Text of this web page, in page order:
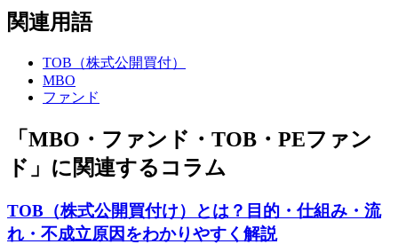
関連用語
TOB（株式公開買付）
MBO
ファンド
「MBO・ファンド・TOB・PEファン
ド」に関連するコラム
TOB（株式公開買付け）とは？目的・仕組み・流
れ・不成立原因をわかりやすく解説